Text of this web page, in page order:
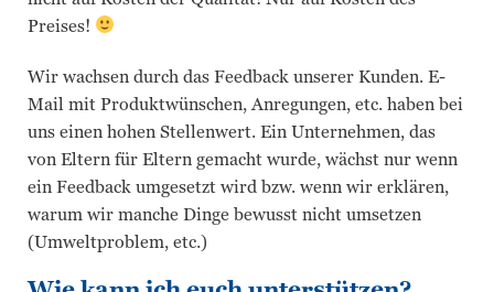
Preises!
Wir wachsen durch das Feedback unserer Kunden. E-
Mail mit Produktwünschen, Anregungen, etc. haben bei
uns einen hohen Stellenwert. Ein Unternehmen, das
von Eltern für Eltern gemacht wurde, wächst nur wenn
ein Feedback umgesetzt wird bzw. wenn wir erklären,
warum wir manche Dinge bewusst nicht umsetzen
(Umweltproblem, etc.)